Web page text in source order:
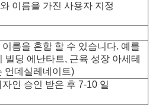
이름을 가진 사용자 지정
이름을 혼합 할 수 있습니다. 예를
빌딩 에난타트, 근육 성장 아세테
언데실레네이트)
인 승인 받은 후 7-10 일